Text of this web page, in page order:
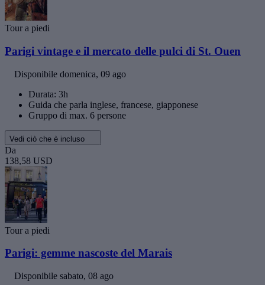
Tour a piedi
Parigi vintage e il mercato delle pulci di St. Ouen
Disponibile domenica, 09 ago
Durata: 3h
Guida che parla inglese, francese, giapponese
Gruppo di max. 6 persone
Vedi ciò che è incluso
Da
138,58 USD
Tour a piedi
Parigi: gemme nascoste del Marais
Disponibile sabato, 08 ago